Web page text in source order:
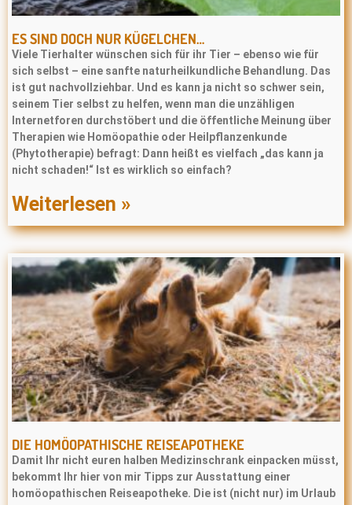
ES SIND DOCH NUR KÜGELCHEN…
Viele Tierhalter wünschen sich für ihr Tier – ebenso wie für
sich selbst – eine sanfte naturheilkundliche Behandlung. Das
ist gut nachvollziehbar. Und es kann ja nicht so schwer sein,
seinem Tier selbst zu helfen, wenn man die unzähligen
Internetforen durchstöbert und die öffentliche Meinung über
Therapien wie Homöopathie oder Heilpﬂanzenkunde
(Phytotherapie) befragt: Dann heißt es vielfach „das kann ja
nicht schaden!“ Ist es wirklich so einfach?
Weiterlesen »
DIE HOMÖOPATHISCHE REISEAPOTHEKE
Damit Ihr nicht euren halben Medizinschrank einpacken müsst,
bekommt Ihr hier von mir Tipps zur Ausstattung einer
homöopathischen Reiseapotheke. Die ist (nicht nur) im Urlaub